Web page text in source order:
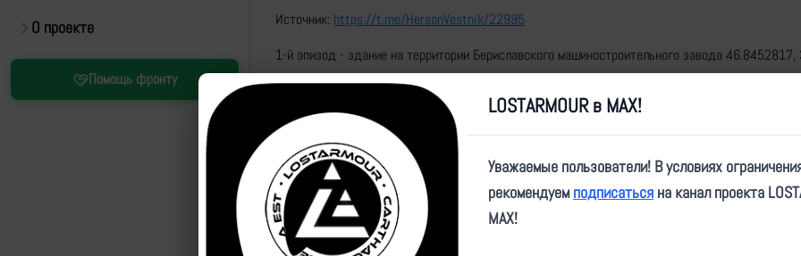
О проекте
Помощь фронту
Источник: https://t.me/HersonVestnik/22995
1-й эпизод - здание на территории Бериславского машиностроительного завода
2-й эпизод - хранилище на территории Бериславского порта-элеватора 46.841763, 33.435828
LOSTARMOUR в MAX!
Уважаемые пользователи! В условиях
рекомендуем подписаться на канал проекта
MAX!